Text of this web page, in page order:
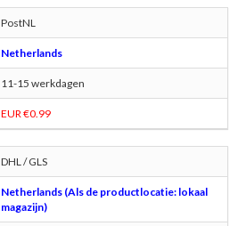
PostNL
Netherlands
11-15 werkdagen
EUR €0.99
DHL / GLS
Netherlands (Als de productlocatie: lokaal
magazijn)